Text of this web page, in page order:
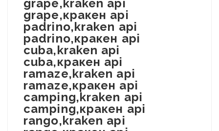
grape,kraken api
grape,кракен api
padrino,kraken api
padrino,кракен api
cuba,kraken api
cuba,кракен api
ramaze,kraken api
ramaze,кракен api
camping,kraken api
camping,кракен api
rango,kraken api